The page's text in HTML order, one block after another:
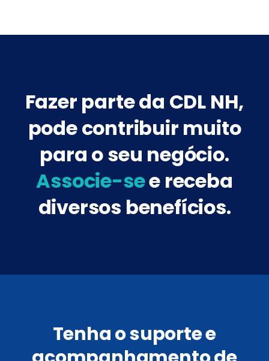
Fazer parte da CDL NH,
pode contribuir muito
para o seu negócio.
Associe-see receba
diversos benefícios.
Tenha o suporte e